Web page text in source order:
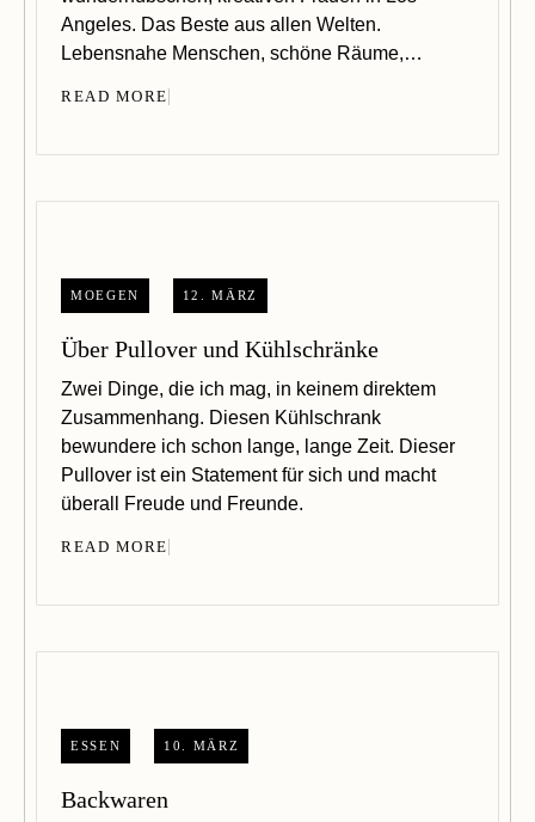
Angeles. Das Beste aus allen Welten.
Lebensnahe Menschen, schöne Räume,…
READ MORE
12. MÄRZ
MOEGEN
Über Pullover und Kühlschränke
Zwei Dinge, die ich mag, in keinem direktem
Zusammenhang. Diesen Kühlschrank
bewundere ich schon lange, lange Zeit. Dieser
Pullover ist ein Statement für sich und macht
überall Freude und Freunde.
READ MORE
10. MÄRZ
ESSEN
Backwaren